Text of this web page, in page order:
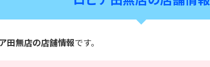
田無店の店舗情報です。